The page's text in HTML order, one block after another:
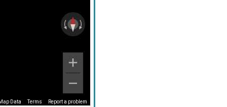
Data Terms Report a problem